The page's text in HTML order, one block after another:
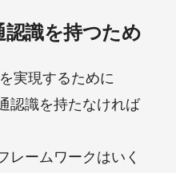
識を持つため
実現するために
認識を持たなければ
レームワークはいく